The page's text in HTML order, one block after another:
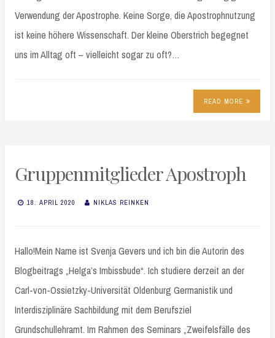
Verwendung der Apostrophe. Keine Sorge, die Apostrophnutzung
ist keine höhere Wissenschaft. Der kleine Oberstrich begegnet
uns im Alltag oft – vielleicht sogar zu oft?…
READ MORE
Gruppenmitglieder Apostroph
18. APRIL 2020 NIKLAS REINKEN
Hallo!Mein Name ist Svenja Gevers und ich bin die Autorin des
Blogbeitrags „Helga’s Imbissbude“. Ich studiere derzeit an der
Carl-von-Ossietzky-Universität Oldenburg Germanistik und
Interdisziplinäre Sachbildung mit dem Berufsziel
Grundschullehramt. Im Rahmen des Seminars „Zweifelsfälle des